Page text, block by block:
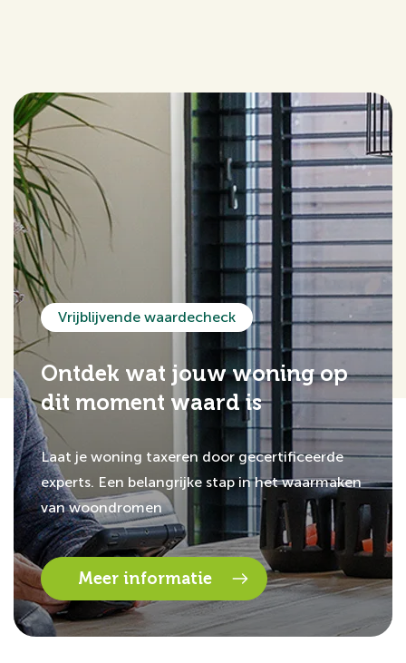
Vrijblijvende waardecheck
Ontdek wat jouw woning op
dit moment waard is
Laat je woning taxeren door gecertificeerde
experts. Een belangrijke stap in het waarmaken
van woondromen
Meer informatie